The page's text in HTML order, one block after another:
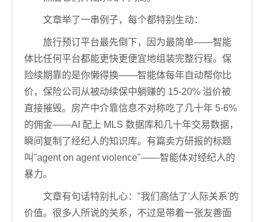
文章举了一串例子，每个都特别生动：
旅行预订平台最先倒下，因为最简单——智能
体比任何平台都能更快更便宜地组装完整行程。保
险续期靠的是你懒得换——智能体每年自动帮你比
价，保险公司从被动续保中躺赚的 15-20% 溢价被
直接摧毁。房产中介靠信息不对称吃了几十年 5-6%
的佣金——AI 配上 MLS 数据库和几十年交易数据，
瞬间复制了经纪人的知识库。有篇卖方研报的标题
叫"agent on agent violence"——智能体对经纪人的
暴力。
文章有句话特别扎心："我们高估了'人际关系'的
价值。很多人所说的关系，不过是带着一张友善面